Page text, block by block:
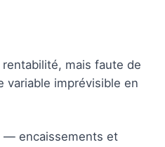
mais faute de
variable imprévisible en
— encaissements et